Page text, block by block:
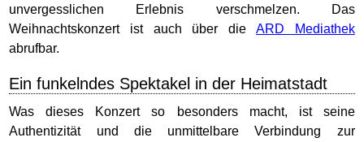
unvergesslichen Erlebnis verschmelzen. Das
Weihnachtskonzert ist auch über dieARD Mediathek
abrufbar.
Ein funkelndes Spektakel in der Heimatstadt
Was dieses Konzert so besonders macht, ist seine
Authentizität und die unmittelbare Verbindung zur